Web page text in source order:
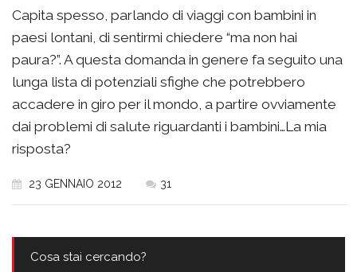
Capita spesso, parlando di viaggi con bambini in
paesi lontani, di sentirmi chiedere “ma non hai
paura?”. A questa domanda in genere fa seguito una
lunga lista di potenziali sfighe che potrebbero
accadere in giro per il mondo, a partire ovviamente
dai problemi di salute riguardanti i bambini…La mia
risposta?
23 GENNAIO 2012 31
Cosa stai cercando?